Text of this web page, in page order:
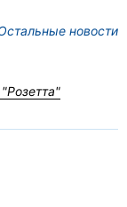
новости